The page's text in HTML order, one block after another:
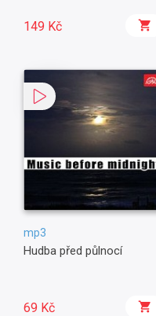
149 Kč
mp3
Hudba před půlnocí
69 Kč